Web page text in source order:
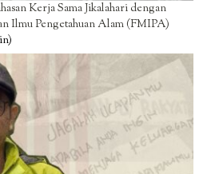
Kerja Sama Jikalahari dengan
Ilmu Pengetahuan Alam (FMIPA)